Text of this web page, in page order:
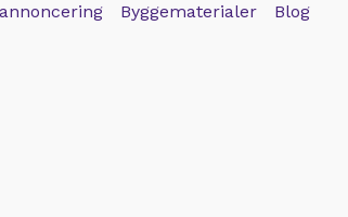
Byggematerialer Blog